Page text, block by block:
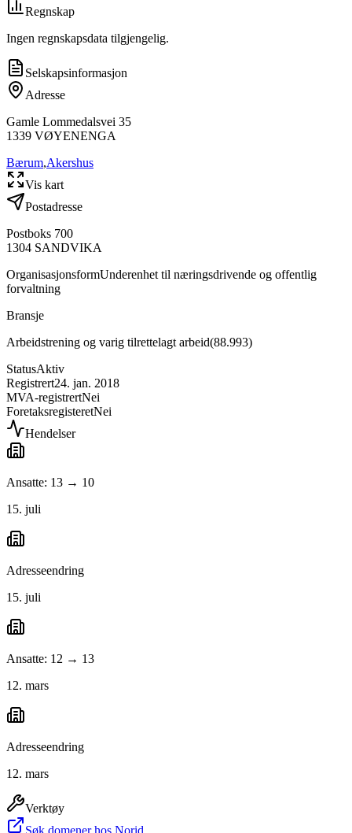
Regnskap
Ingen regnskapsdata tilgjengelig.
Selskapsinformasjon
Adresse
Gamle Lommedalsvei 35
1339 VØYENENGA
Bærum,Akershus
Vis kart
Postadresse
Postboks 700
1304 SANDVIKA
OrganisasjonsformUnderenhet til næringsdrivende og offentlig
forvaltning
Bransje
Arbeidstrening og varig tilrettelagt arbeid(88.993)
StatusAktiv
Registrert24. jan. 2018
MVA-registrertNei
ForetaksregisteretNei
Hendelser
Ansatte: 13 → 10
15. juli
Adresseendring
15. juli
Ansatte: 12 → 13
12. mars
Adresseendring
12. mars
Verktøy
Søk domener hos Norid